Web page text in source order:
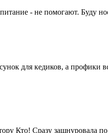
- не помогают. Буду
для кедиков, а
Кто! Сразу зашнуровала